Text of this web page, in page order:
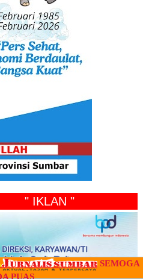
" IKLAN "
SEMOGA
PUAS